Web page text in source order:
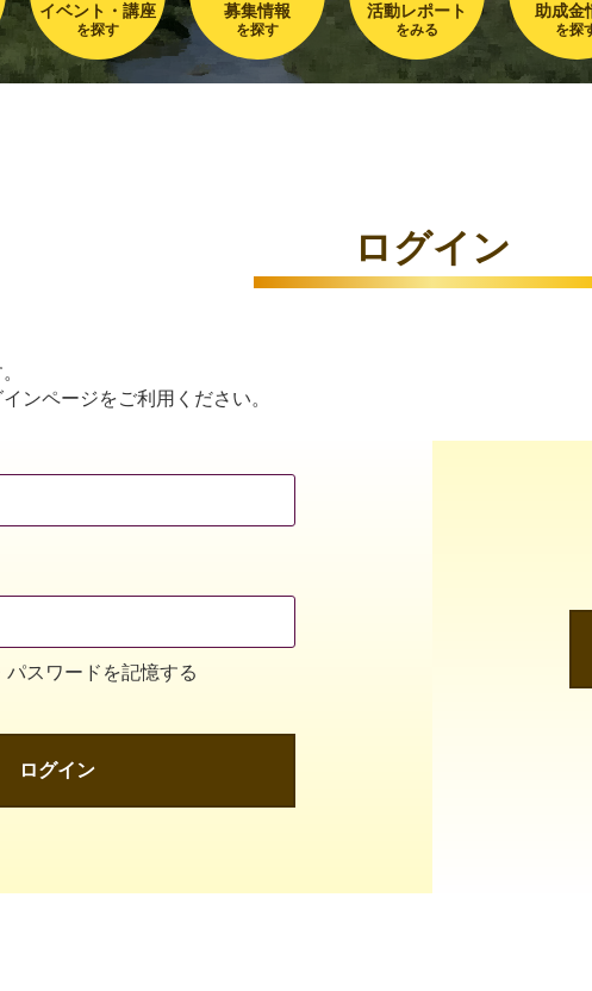
イベント・講座
を探す
募集情報
を探す
活動レポート
をみる
助成金
を探
ログイン
ンページをご利用ください。
パスワードを記憶する
ログイン